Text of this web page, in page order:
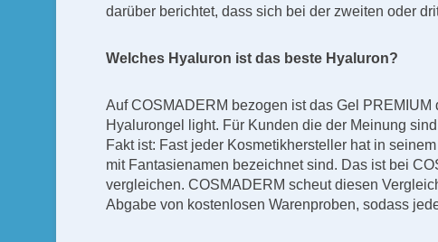
darüber berichtet, dass sich bei der zweiten oder
Welches Hyaluron ist das beste Hyaluron?
Auf COSMADERM bezogen ist das Gel
Hyalurongel light. Für Kunden die der Meinung
Fakt ist: Fast jeder Kosmetikhersteller hat in
mit Fantasienamen bezeichnet sind. Das ist bei
vergleichen. COSMADERM scheut diesen
Abgabe von kostenlosen Warenproben, sodass